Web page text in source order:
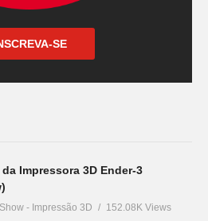
SE
Impressora 3D Ender-3
- Impressão 3D 152.08K Views